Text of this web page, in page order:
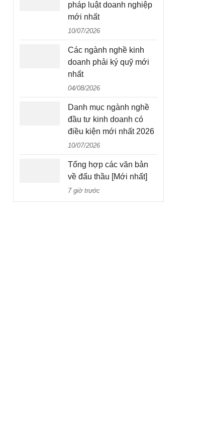
pháp luật doanh nghiệp
mới nhất
10/07/2026
Các ngành nghề kinh
doanh phải ký quỹ mới
nhất
04/08/2026
Danh mục ngành nghề
đầu tư kinh doanh có
điều kiện mới nhất 2026
10/07/2026
Tổng hợp các văn bản
về đấu thầu [Mới nhất]
7 giờ trước